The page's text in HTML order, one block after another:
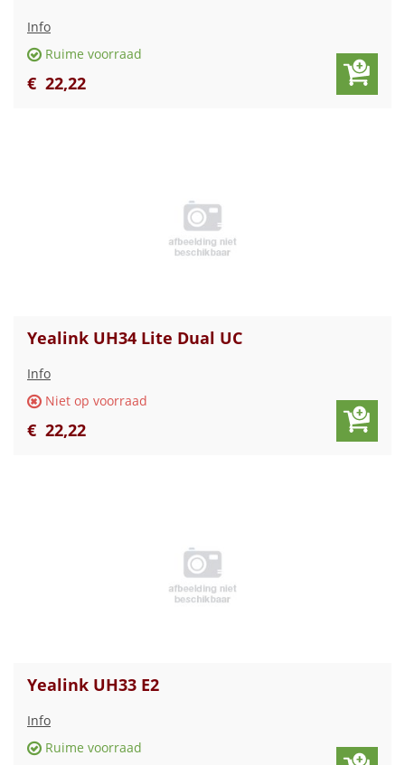
Info
Ruime voorraad
€ 22,22
Yealink UH34 Lite Dual UC
Info
Niet op voorraad
€ 22,22
Yealink UH33 E2
Info
Ruime voorraad